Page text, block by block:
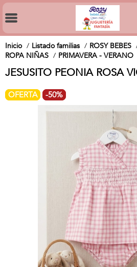
Inicio Listado familias ROSY BEBES
ROPA NIÑAS
PRIMAVERA - VERANO
JESUSITO PEONIA ROSA
OFERTA -50%